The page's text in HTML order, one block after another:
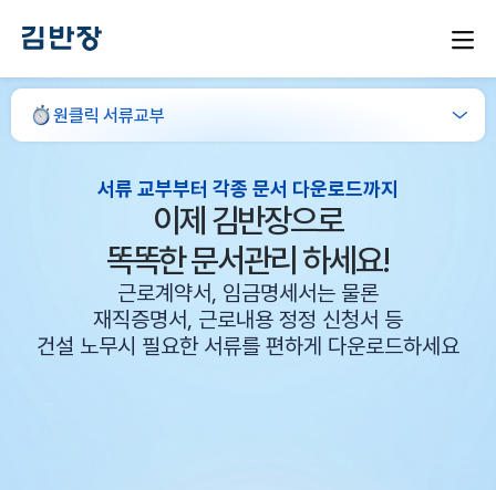
원클릭 서류교부
서류 교부부터 각종 문서 다운로드까지
이제 김반장으로
똑똑한 문서관리 하세요!
근로계약서, 임금명세서는 물론
재직증명서, 근로내용 정정 신청서 등
건설 노무시 필요한 서류를 편하게 다운로드하세요